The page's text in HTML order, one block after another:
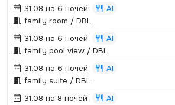
31.08 на 6 ночей
AI
family room / DBL
31.08 на 6 ночей
AI
family pool view / DBL
31.08 на 6 ночей
AI
family suite / DBL
31.08 на 8 ночей
AI